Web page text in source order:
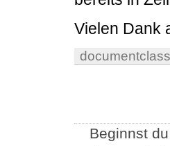
Vielen Dank
documentclass
Beginnst